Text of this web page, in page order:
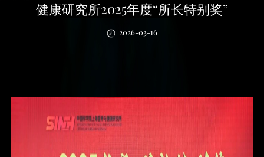
健康研究所2025年度“所长特别奖”
2026-03-16